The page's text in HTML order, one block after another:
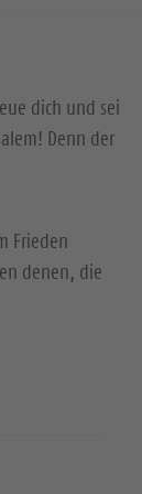
dich und sei
Denn der
Frieden
denen, die